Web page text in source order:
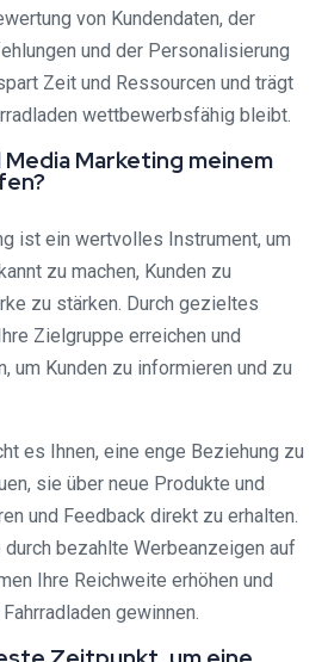
von Kundendaten, der
und der Personalisierung
Zeit und Ressourcen und trägt
wettbewerbsfähig bleibt.
Media Marketing meinem
ist ein wertvolles Instrument, um
zu machen, Kunden zu
zu stärken. Durch gezieltes
Zielgruppe erreichen und
um Kunden zu informieren und zu
es Ihnen, eine enge Beziehung zu
sie über neue Produkte und
und Feedback direkt zu erhalten.
bezahlte Werbeanzeigen auf
Ihre Reichweite erhöhen und
gewinnen.